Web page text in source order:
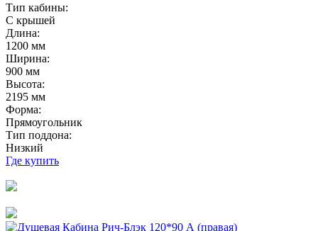
Тип кабины:
С крышей
Длина:
1200 мм
Ширина:
900 мм
Высота:
2195 мм
Форма:
Прямоугольник
Тип поддона:
Низкий
Где купить